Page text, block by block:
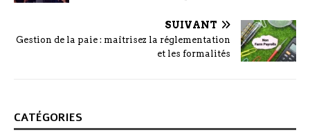
SUIVANT
Gestion de la paie : maîtrisez la réglementation
et les formalités
CATÉGORIES